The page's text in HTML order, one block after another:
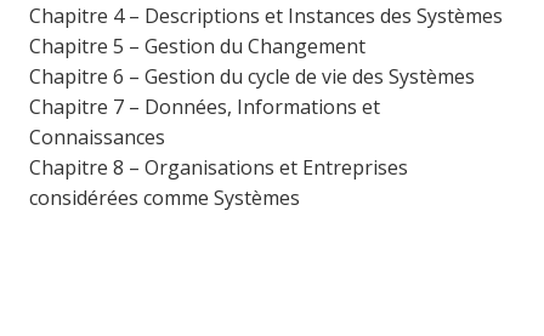
Chapitre 4 – Descriptions et Instances des Systèmes
Chapitre 5 – Gestion du Changement
Chapitre 6 – Gestion du cycle de vie des Systèmes
Chapitre 7 – Données, Informations et
Connaissances
Chapitre 8 – Organisations et Entreprises
considérées comme Systèmes